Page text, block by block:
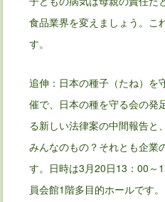
食品業界を変えましょう。こ
す。
追伸：日本の種子（たね）を
催で、日本の種を守る会の発
る新しい法律案の中間報告と
みんなのもの？それとも企業
す。日時は3月20日13：00
員会館1階多目的ホールです